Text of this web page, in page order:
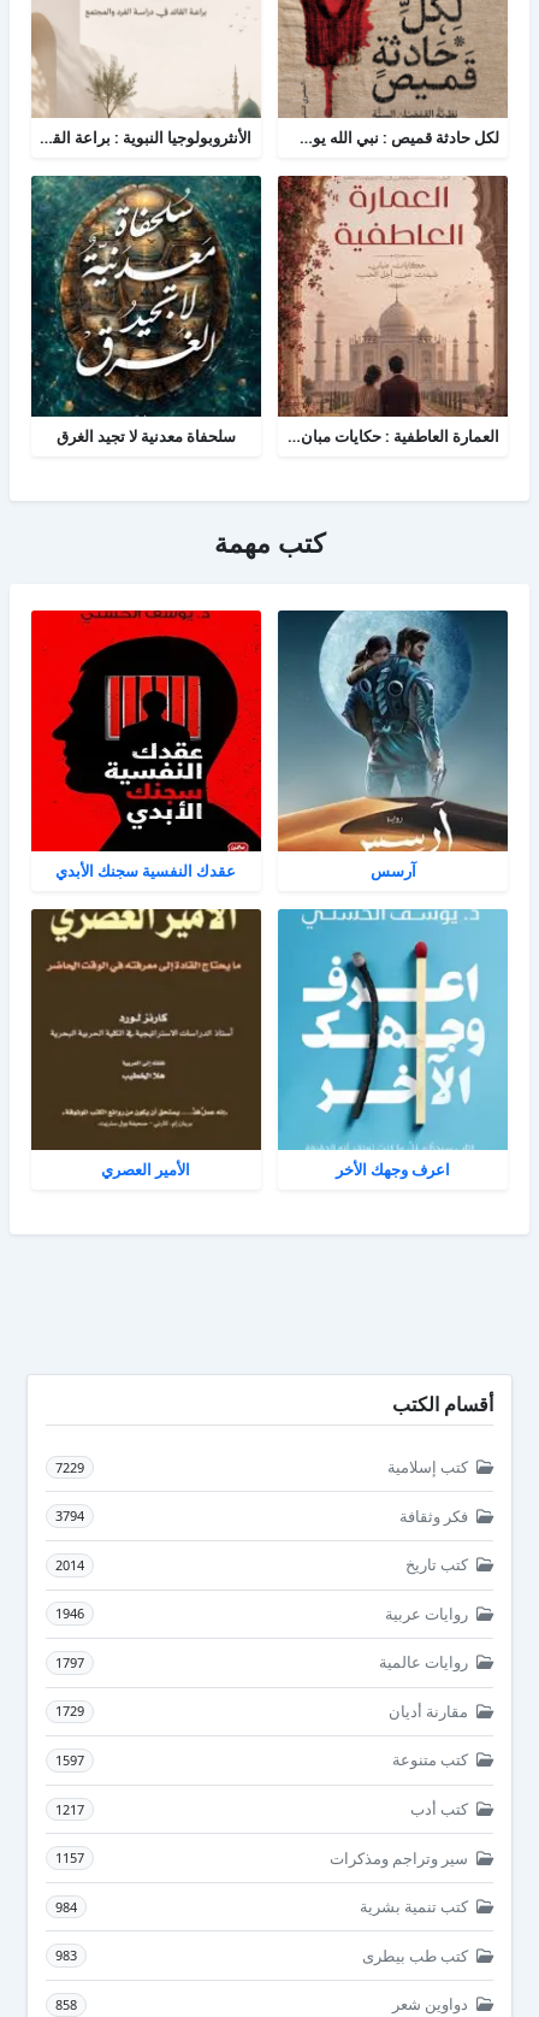
لكل حادثة قميص : نبي الله يوسف - نظرية القمصان الستة في قراءة القصة القرآنية الأنثروبولوجيا النبوية : براعة القائد في دراسة الفرد والمجتمع
العمارة العاطفية : حكايات مبان شيدن من أجل الحب سلحفاة معدنية لا تجيد الغرق
كتب مهمة
آرسس عقدك النفسية سجنك الأبدي
اعرف وجهك الأخر الأمير العصري
أقسام الكتب
كتب إسلامية 7229
فكر وثقافة 3794
كتب تاريخ 2014
روايات عربية 1946
روايات عالمية 1797
مقارنة أديان 1729
كتب متنوعة 1597
كتب أدب 1217
سير وتراجم ومذكرات 1157
كتب تنمية بشرية 984
كتب طب بيطرى 983
دواوين شعر 858